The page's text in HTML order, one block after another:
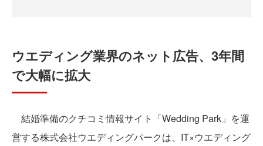
ウエディング業界のネット広告、3年間
で大幅に拡大
結婚準備のクチコミ情報サイト「Wedding Park」を運
営する株式会社ウエディングパークは、IT×ウエディング